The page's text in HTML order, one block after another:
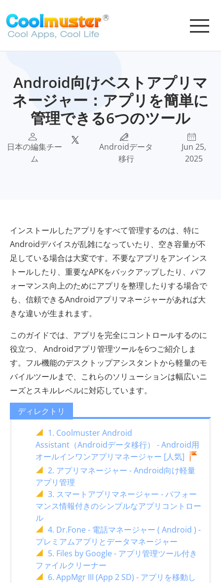
Android向けベストアプリマ
ネージャー：アプリを簡単に
管理できる6つのツール
日本の編集チー
ム
Androidデータ
移行
Jun 25,
2025
インストールしたアプリをすべて管理するのは、特に
Androidデバイスが乱雑になっていたり、空き容量が不
足している場合は大変です。不要なアプリをアンインス
トールしたり、重要なAPKをバックアップしたり、パフ
ォーマンス向上のためにアプリを整理したりする場合で
も、信頼できるAndroidアプリマネージャーがあれば大
きな違いが生まれます。
このガイドでは、アプリを完全にコントロールするのに
役立つ、 Androidアプリ管理ツールを6つご紹介しま
す。フル機能のデスクトップアシスタントから軽量のモ
バイルツールまで、これらのソリューションは幅広いニ
ーズとスキルレベルに対応しています。
ディレクトリ
1. Coolmuster Android
Assistant（Androidデータ移行） - Android用
オールインワンアプリマネージャー [人気]
2. アプリマネージャー - Android向け軽量
アプリ管理
3. スマートアプリマネージャー - パフォー
マンス情報付きのシンプルなアプリコントロー
ル
4. Dr.Fone - 電話マネージャー ( Android ) -
プレミアムアプリとデータマネージャー
5. Files by Google - アプリ管理ツール付き
ファイルクリーナー
6. AppMgr III (App 2 SD) - アプリを移動し